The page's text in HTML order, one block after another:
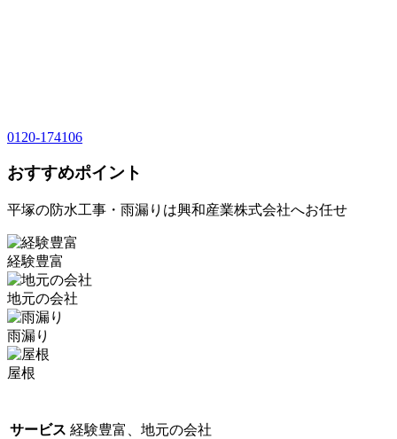
0120-174106
おすすめポイント
平塚の防水工事・雨漏りは興和産業株式会社へお任せ
経験豊富
地元の会社
雨漏り
屋根
サービス 経験豊富、地元の会社